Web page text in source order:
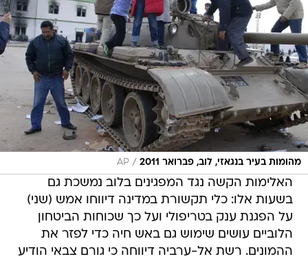
מהומות בעיר בנגאזי, לוב, פברואר 2011 /
AP
האלימות הקשה נגד המפגינים בלוב נמשכת גם
בשעות אלו: כלי תקשורת במדינה דיווחו אמש (שני)
על הפגנת ענק בטריפולי ועל כך שכוחות הביטחון
הלוביים עושים שימוש גם באש חיה כדי לפזר את
ההמונים. רשת אל-ערביה דיווחה כי גורם צבאי הודיע